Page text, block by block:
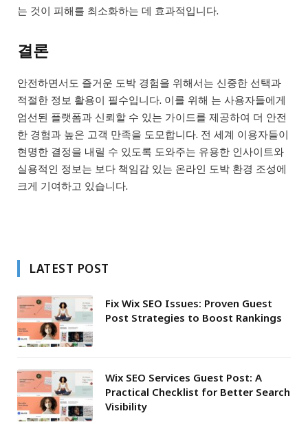
는 것이 피해를 최소화하는 데 효과적입니다.
결론
안전하면서도 즐거운 도박 경험을 위해서는 신중한 선택과
적절한 정보 활용이 필수입니다. 이를 위해 는 사용자들에게
엄선된 플랫폼과 신뢰할 수 있는 가이드를 제공하여 더 안전
한 경험과 높은 고객 만족을 도모합니다. 전 세계 이용자들이
현명한 결정을 내릴 수 있도록 도와주는 유용한 인사이트와
실용적인 정보는 보다 책임감 있는 온라인 도박 환경 조성에
크게 기여하고 있습니다.
LATEST POST
Fix Wix SEO Issues: Proven Guest
Post Strategies to Boost Rankings
Wix SEO Services Guest Post: A
Practical Checklist for Better Search
Visibility